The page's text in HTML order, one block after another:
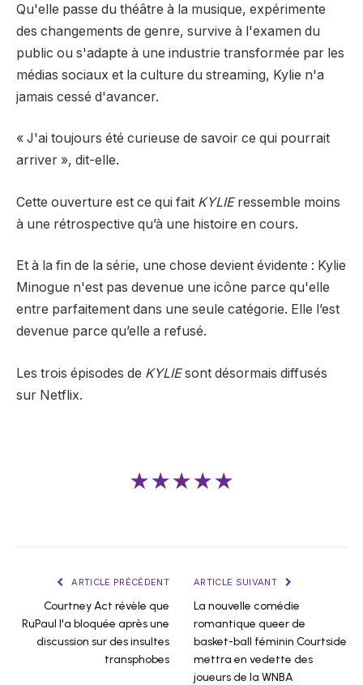
Qu'elle passe du théâtre à la musique, expérimente
des changements de genre, survive à l'examen du
public ou s'adapte à une industrie transformée par les
médias sociaux et la culture du streaming, Kylie n'a
jamais cessé d'avancer.
« J'ai toujours été curieuse de savoir ce qui pourrait
arriver », dit-elle.
Cette ouverture est ce qui fait KYLIEressemble moins
à une rétrospective qu’à une histoire en cours.
Et à la fin de la série, une chose devient évidente : Kylie
Minogue n'est pas devenue une icône parce qu'elle
entre parfaitement dans une seule catégorie. Elle l’est
devenue parce qu’elle a refusé.
Les trois épisodes de KYLIEsont désormais diffusés
sur Netflix.
★★★★★
ARTICLE PRÉCÉDENT
Courtney Act révèle que
RuPaul l'a bloquée après une
discussion sur des insultes
transphobes
ARTICLE SUIVANT
La nouvelle comédie
romantique queer de
basket-ball féminin Courtside
mettra en vedette des
joueurs de la WNBA